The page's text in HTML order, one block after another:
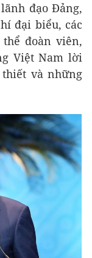
đạo Đảng,
đại biểu, các
đoàn viên,
Việt Nam lời
và những